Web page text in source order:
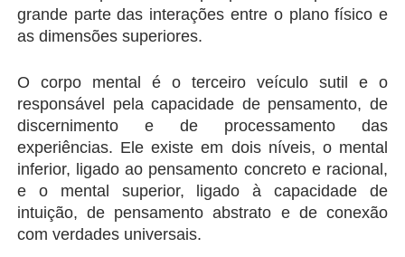
grande parte das interações entre o plano físico e
as dimensões superiores.
O corpo mental é o terceiro veículo sutil e o
responsável pela capacidade de pensamento, de
discernimento e de processamento das
experiências. Ele existe em dois níveis, o mental
inferior, ligado ao pensamento concreto e racional,
e o mental superior, ligado à capacidade de
intuição, de pensamento abstrato e de conexão
com verdades universais.